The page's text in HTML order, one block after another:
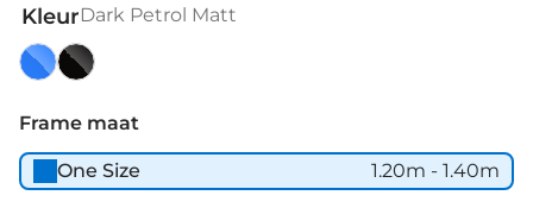
KleurDark Petrol Matt
Petrol
Matt
Black
Matt
Frame maat
One Size 1.20m - 1.40m